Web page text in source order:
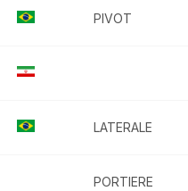
PIVOT
LATERALE
PORTIERE